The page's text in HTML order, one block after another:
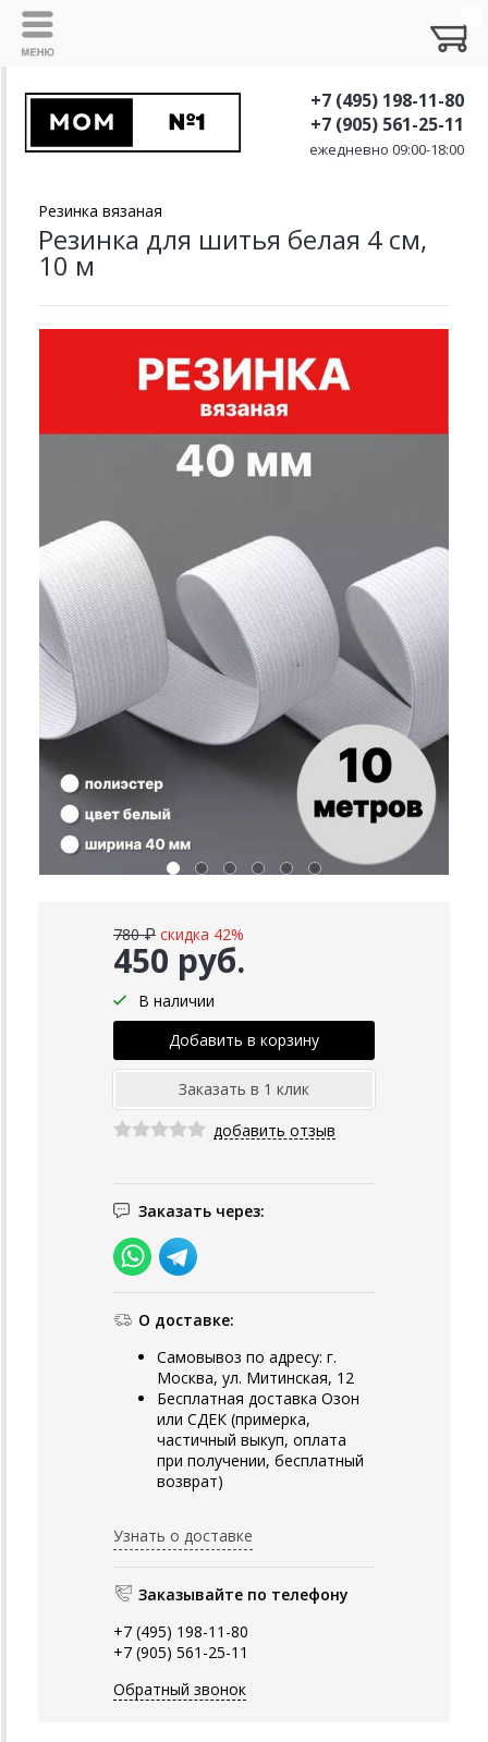
+7 (495) 198-11-80
+7 (905) 561-25-11
ежедневно 09:00-18:00
Резинка вязаная
Резинка для шитья белая 4 см,
10 м
450 руб.
780 ₽ скидка 42%
В наличии
добавить отзыв
Заказать через:
О доставке:
Самовывоз по адресу: г.
Москва, ул. Митинская, 12
Бесплатная доставка Озон
или СДЕК (примерка,
частичный выкуп, оплата
при получении, бесплатный
возврат)
Узнать о доставке
Заказывайте по телефону
+7 (495) 198-11-80
+7 (905) 561-25-11
Обратный звонок